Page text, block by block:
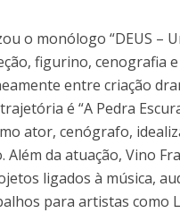
o monólogo “DEUS –
figurino, cenografia
entre criação
é “A Pedra
ator, cenógrafo,
Além da atuação, Vino
ligados à música,
para artistas como